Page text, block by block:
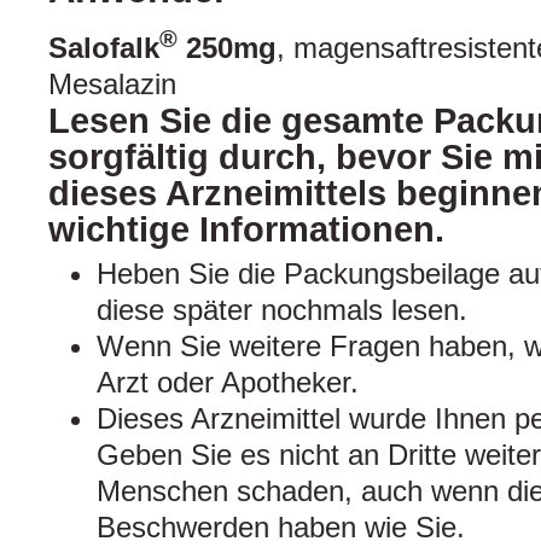
Salofalk® 250mg,
Mesalazin
Lesen Sie die gesamte
sorgfältig durch, bevor Sie
dieses Arzneimittels
wichtige Informationen.
Heben Sie die Packungsbeilage
diese später nochmals lesen.
Wenn Sie weitere Fragen haben,
Arzt oder Apotheker.
Dieses Arzneimittel wurde Ihnen
Geben Sie es nicht an Dritte
Menschen schaden, auch wenn
Beschwerden haben wie Sie.